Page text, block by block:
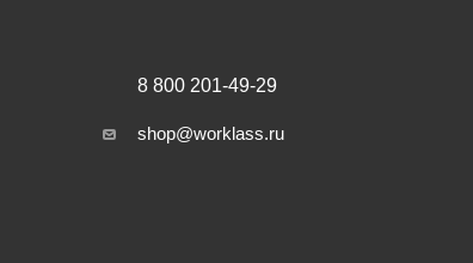
8 800 201-49-29
shop@worklass.ru